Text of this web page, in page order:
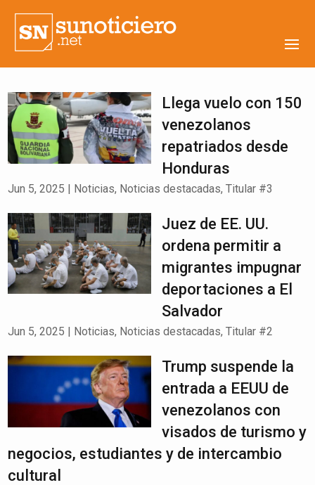
Llega vuelo con 150
venezolanos
repatriados desde
Honduras
Jun 5, 2025 | Noticias, Noticias destacadas,Titular #3
Juez de EE. UU.
ordena permitir a
migrantes impugnar
deportaciones a El
Salvador
Jun 5, 2025 | Noticias, Noticias destacadas,Titular #2
Trump suspende la
entrada a EEUU de
venezolanos con
visados de turismo y
negocios, estudiantes y de intercambio
cultural